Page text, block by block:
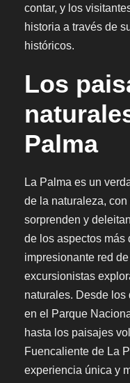
contar, y los
historia a través de
históricos.
Los
Palma
La Palma es un
de la naturaleza,
sorprenden y
de los aspectos más
impresionante red
excursionistas
naturales. Desde
en el Parque
hasta los paisajes
Fuencaliente de La
experiencia única y